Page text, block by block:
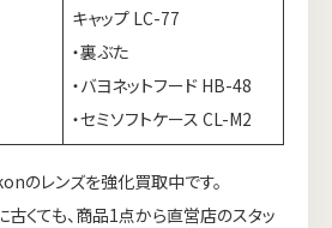
キャップ LC-77
・裏ぶた
・バヨネットフード HB-48
・セミソフトケース CL-M2
のレンズを強化買取中です。
古くても、商品1点から直営店のスタッ